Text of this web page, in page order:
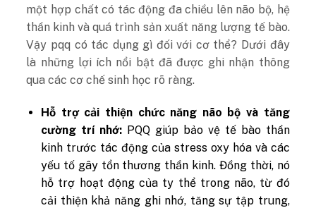
một hợp chất có tác động đa chiều lên não bộ, hệ
thần kinh và quá trình sản xuất năng lượng tế bào.
Vậy pqq có tác dụng gì đối với cơ thể? Dưới đây
là những lợi ích nổi bật đã được ghi nhận thông
qua các cơ chế sinh học rõ ràng.
Hỗ trợ cải thiện chức năng não bộ và tăng
cường trí nhớ: PQQ giúp bảo vệ tế bào thần
kinh trước tác động của stress oxy hóa và các
yếu tố gây tổn thương thần kinh. Đồng thời, nó
hỗ trợ hoạt động của ty thể trong não, từ đó
cải thiện khả năng ghi nhớ, tăng sự tập trung,